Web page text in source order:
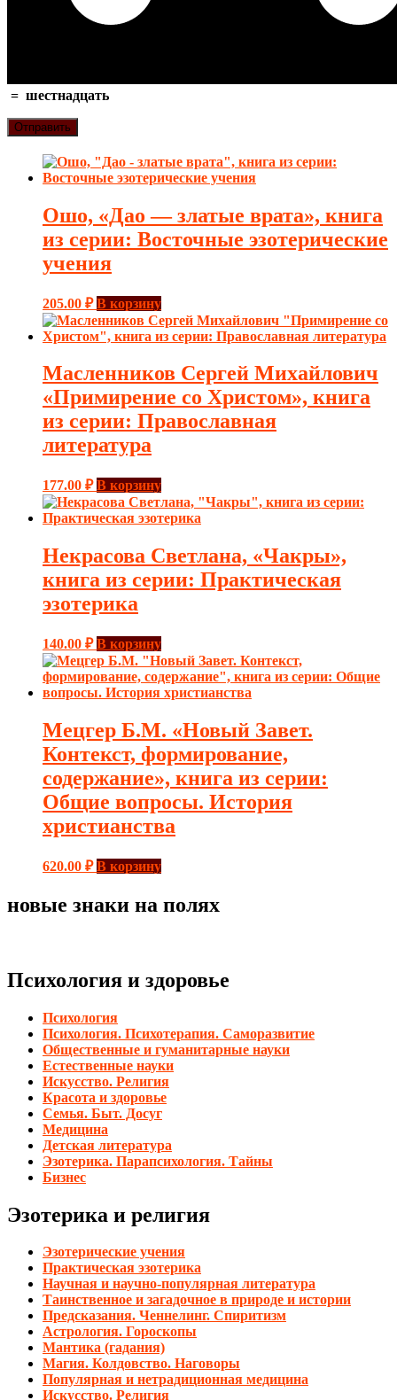
= шестнадцать
Ошо, «Дао — златые врата», книга
из серии: Восточные эзотерические
учения
205.00 ₽ В корзину
Масленников Сергей Михайлович
«Примирение со Христом», книга
из серии: Православная
литература
177.00 ₽ В корзину
Некрасова Светлана, «Чакры»,
книга из серии: Практическая
эзотерика
140.00 ₽ В корзину
Мецгер Б.М. «Новый Завет.
Контекст, формирование,
содержание», книга из серии:
Общие вопросы. История
христианства
620.00 ₽ В корзину
новые знаки на полях
Психология и здоровье
Психология
Психология. Психотерапия. Саморазвитие
Общественные и гуманитарные науки
Естественные науки
Искусство. Религия
Красота и здоровье
Семья. Быт. Досуг
Медицина
Детская литература
Эзотерика. Парапсихология. Тайны
Бизнес
Эзотерика и религия
Эзотерические учения
Практическая эзотерика
Научная и научно-популярная литература
Таинственное и загадочное в природе и истории
Предсказания. Ченнелинг. Спиритизм
Астрология. Гороскопы
Мантика (гадания)
Магия. Колдовство. Наговоры
Популярная и нетрадиционная медицина
Искусство. Религия